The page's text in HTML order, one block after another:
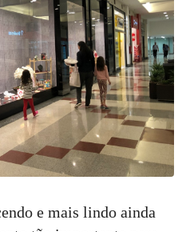
e mais lindo ainda